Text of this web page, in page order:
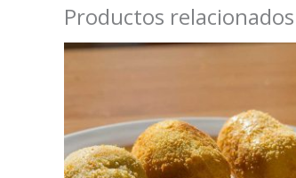
Productos relacionados